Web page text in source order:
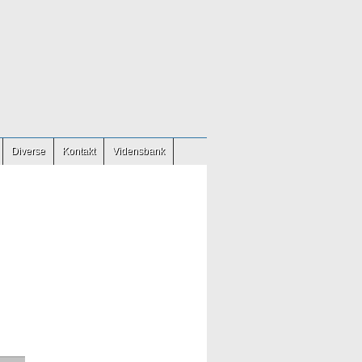
Diverse Kontakt Vidensbank